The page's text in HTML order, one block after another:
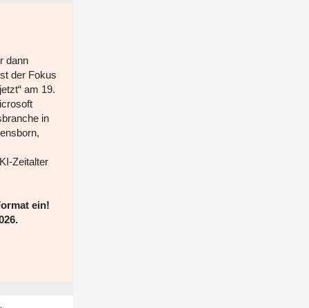
dann
der Fokus
am 19.
in
Zeitalter
ein!